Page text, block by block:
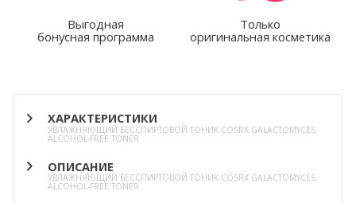
Выгодная
бонусная программа
Только
оригинальная косметика
ХАРАКТЕРИСТИКИ
УВЛАЖНЯЮЩИЙ БЕССПИРТОВОЙ ТОНИК COSRX GALACTOMYCES
ALCOHOL-FREE TONER
ОПИСАНИЕ
УВЛАЖНЯЮЩИЙ БЕССПИРТОВОЙ ТОНИК COSRX GALACTOMYCES
ALCOHOL-FREE TONER